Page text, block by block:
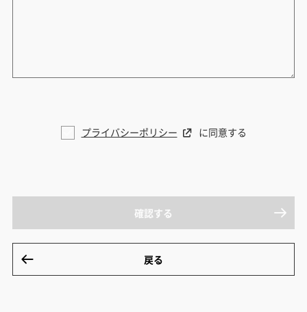
プライバシーポリシー に同意する
戻る
確認する